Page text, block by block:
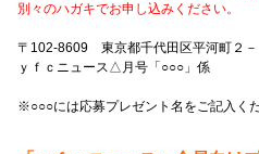
別々のハガキでお申し込みください。
〒102-8609 東京都千代田区平河町２－
ｙｆｃニュース△月号「○○○」係
※○○○には応募プレゼント名をご記入くだ